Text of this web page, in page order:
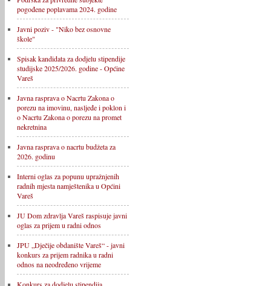
pogođene poplavama 2024. godine
Javni poziv - "Niko bez osnovne
škole"
Spisak kandidata za dodjelu stipendije
studijske 2025/2026. godine - Općine
Vareš
Javna rasprava o Nacrtu Zakona o
porezu na imovinu, nasljeđe i poklon i
o Nacrtu Zakona o porezu na promet
nekretnina
Javna rasprava o nacrtu budžeta za
2026. godinu
Interni oglas za popunu upražnjenih
radnih mjesta namještenika u Općini
Vareš
JU Dom zdravlja Vareš raspisuje javni
oglas za prijem u radni odnos
JPU „Dječije obdanište Vareš“ - javni
konkurs za prijem radnika u radni
odnos na neodređeno vrijeme